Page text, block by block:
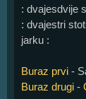
: dvajesdvije
: dvajestri
jarku :
Buraz prvi -
Buraz drugi -